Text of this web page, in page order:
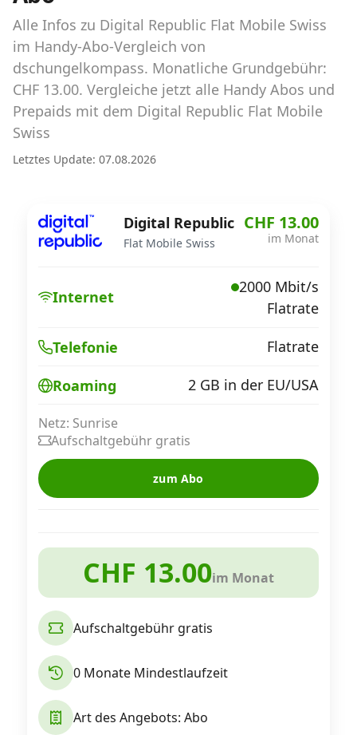
Watches
Tarifrechner Handy-Abo
Der gute alte Tarifrechner im neuen Design
Roaming-Tarife abfragen
Internet, TV, Telefon
Kombi-Angebote
Aktionen
News
Forum
Über uns
Alle Infos zu Digital Republic Flat Mobile Swiss
im Handy-Abo-Vergleich von
dschungelkompass. Monatliche Grundgebühr:
CHF 13.00. Vergleiche jetzt alle Handy Abos und
Prepaids mit dem Digital Republic Flat Mobile
Swiss
Letztes Update: 07.08.2026
Digital Republic
Flat Mobile Swiss
CHF 13.00
im Monat
Internet
2000 Mbit/s
Flatrate
Telefonie Flatrate
Roaming 2 GB in der EU/USA
Netz: Sunrise
Aufschaltgebühr gratis
zum Abo
CHF 13.00im Monat
Aufschaltgebühr gratis
0 Monate Mindestlaufzeit
Art des Angebots: Abo